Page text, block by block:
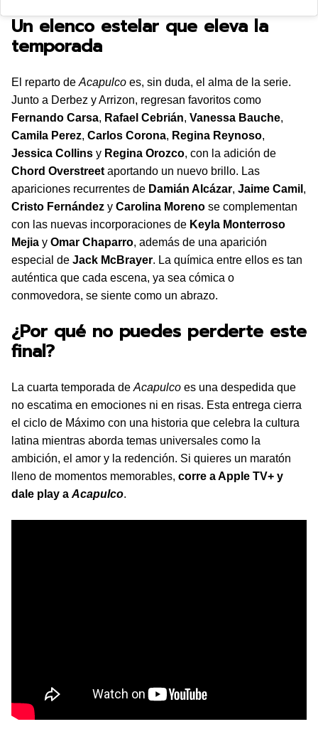
Un elenco estelar que eleva la
temporada
El reparto de Acapulco es, sin duda, el alma de la serie.
Junto a Derbez y Arrizon, regresan favoritos como
Fernando Carsa, Rafael Cebrián, Vanessa Bauche,
Camila Perez, Carlos Corona, Regina Reynoso,
Jessica Collins y Regina Orozco, con la adición de
Chord Overstreet aportando un nuevo brillo. Las
apariciones recurrentes de Damián Alcázar, Jaime Camil ,
Cristo Fernández y Carolina Moreno se complementan
con las nuevas incorporaciones de Keyla Monterroso
Mejia y Omar Chaparro, además de una aparición
especial de Jack McBrayer. La química entre ellos es tan
auténtica que cada escena, ya sea cómica o
conmovedora, se siente como un abrazo.
¿Por qué no puedes perderte este
final?
La cuarta temporada de Acapulco es una despedida que
no escatima en emociones ni en risas. Esta entrega cierra
el ciclo de Máximo con una historia que celebra la cultura
latina mientras aborda temas universales como la
ambición, el amor y la redención. Si quieres un maratón
lleno de momentos memorables, corre a Apple TV+ y
dale play a Acapulco.